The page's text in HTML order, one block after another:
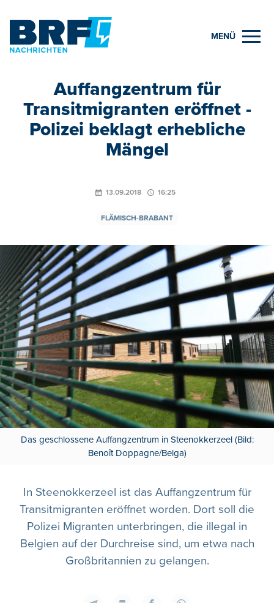
MENÜ
Auffangzentrum für
Transitmigranten eröffnet -
Polizei beklagt erhebliche
Mängel
13.09.2018 16:25
FLÄMISCH-BRABANT
Das geschlossene Auffangzentrum in Steenokkerzeel (Bild:
Benoît Doppagne/Belga)
In Steenokkerzeel ist das Auffangzentrum für
Transitmigranten eröffnet worden. Dort soll die
Polizei Migranten unterbringen, die illegal in
Belgien auf der Durchreise sind, um etwa nach
Großbritannien zu gelangen.